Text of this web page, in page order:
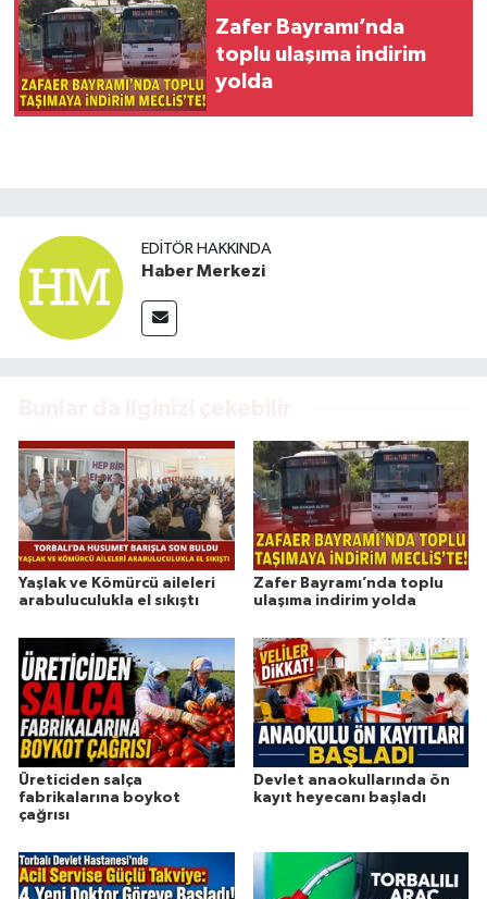
Zafer Bayramı’nda
toplu ulaşıma indirim
yolda
EDITÖR HAKKINDA
Haber Merkezi
Yaşlak ve Kömürcü aileleri
arabuluculukla el sıkıştı
Zafer Bayramı’nda toplu
ulaşıma indirim yolda
Üreticiden salça
fabrikalarına boykot
çağrısı
Devlet anaokullarında ön
kayıt heyecanı başladı